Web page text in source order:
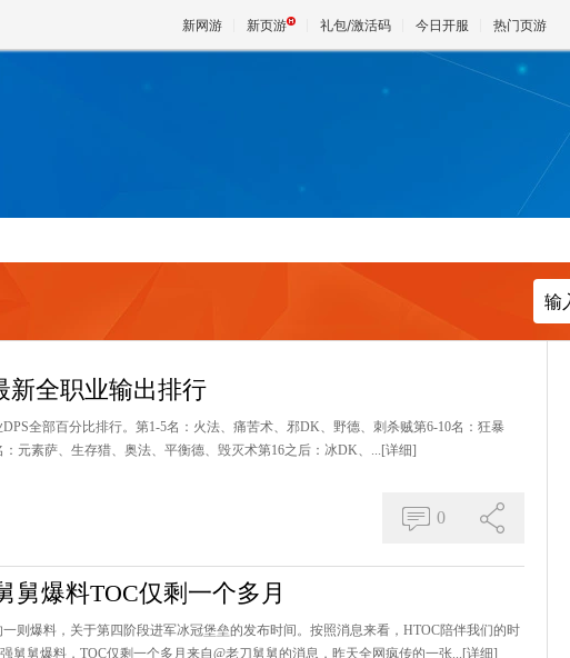
新网游 新页游 礼包/激活码 今日开服 热门页游
天堂
王权与自由
新全职业输出排行
全部百分比排行。第1-5名：火法、痛苦术、邪DK、野德、刺杀贼第6-10名：狂暴
元素萨、生存猎、奥法、平衡德、毁灭术第16之后：冰DK、... [详细]
0
舅爆料TOC仅剩一个多月
则爆料，关于第四阶段进军冰冠堡垒的发布时间。按照消息来看，HTOC陪伴我们的时
舅舅爆料，TOC仅剩一个多月来自@老刀舅舅的消息，昨天全网疯传的一张... [详细]